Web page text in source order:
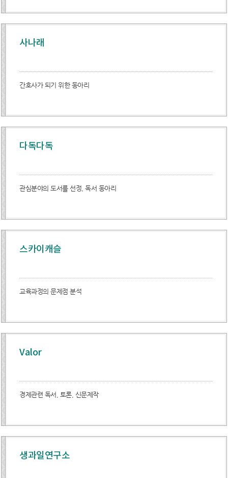
사나래
간호사가 되기 위한 동아리
다독다독
관심분야의 도서를 선정, 독서 동아리
스카이캐슬
교육과정의 문제점 분석
Valor
경제관련 독서, 토론, 신문제작
생과일연구소